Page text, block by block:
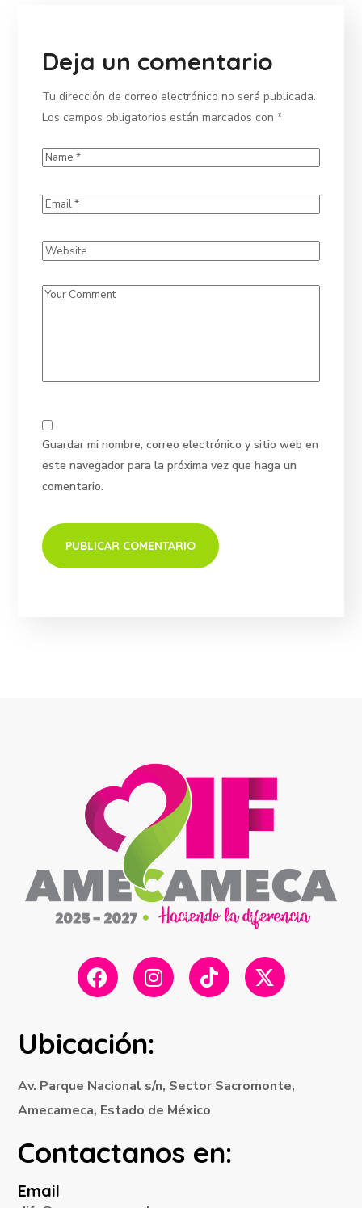
Deja un comentario
Tu dirección de correo electrónico no será publicada.
Los campos obligatorios están marcados con*
Guardar mi nombre, correo electrónico y sitio web en
este navegador para la próxima vez que haga un
comentario.
Ubicación:
Av. Parque Nacional s/n, Sector Sacromonte,
Amecameca, Estado de México
Contactanos en:
Email